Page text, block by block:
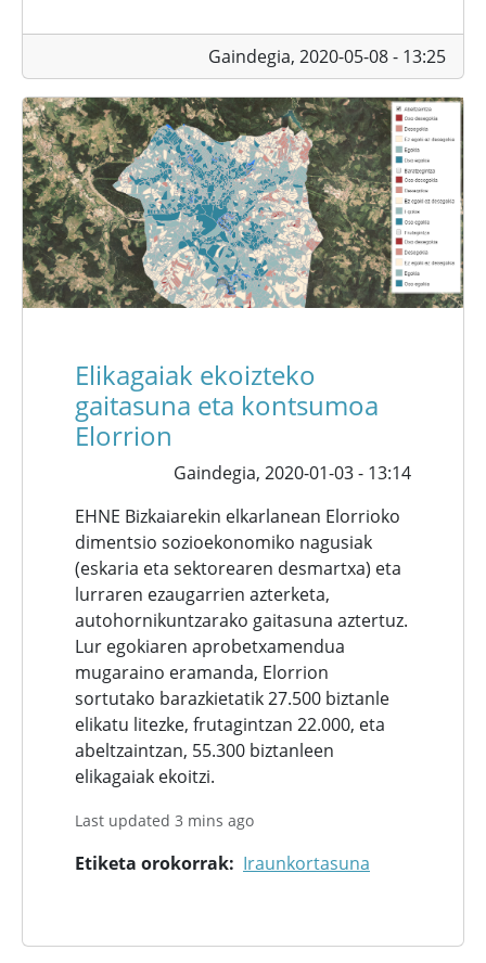
Gaindegia, 2020-05-08 - 13:25
Elikagaiak ekoizteko
gaitasuna eta kontsumoa
Elorrion
Gaindegia, 2020-01-03 - 13:14
EHNE Bizkaiarekin elkarlanean Elorrioko
dimentsio sozioekonomiko nagusiak
(eskaria eta sektorearen desmartxa) eta
lurraren ezaugarrien azterketa,
autohornikuntzarako gaitasuna aztertuz.
Lur egokiaren aprobetxamendua
mugaraino eramanda, Elorrion
sortutako barazkietatik 27.500 biztanle
elikatu litezke, frutagintzan 22.000, eta
abeltzaintzan, 55.300 biztanleen
elikagaiak ekoitzi.
Last updated 3 mins ago
Etiketa orokorrak Iraunkortasuna